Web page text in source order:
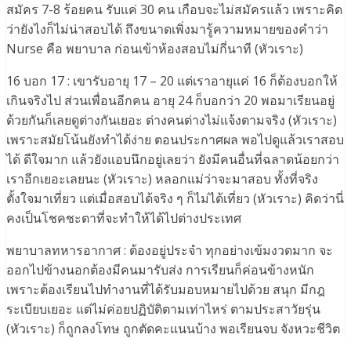
สมัคร 7-8 ร้อยคน รับแค่ 30 คน เกือบจะไม่สมัครแล้ว เพราะคิด
ว่ายังไงก็ไม่น่าสอบได้ ถึงขนาดเพิ่งมารู้ความหมายของคำว่า
Nurse คือ พยาบาล ก่อนเข้าห้องสอบไม่กี่นาที (หัวเราะ)
16 บอก 17 : เขารับอายุ 17 – 20 แต่เราอายุแค่ 16 ก็ต้องบอกให้
เกินจริงไป ส่วนเพื่อนอีกคน อายุ 24 ก็บอกว่า 20 พอมาเรียนอยู่
ด้วยกันก็เลยดูต่างกันเยอะ ต่างคนต่างไม่แจ้งตามจริง (หัวเราะ)
เพราะสมัยโน้นยังทำได้ง่าย ตอนประกาศผล พอไปดูแล้วเราสอบ
ได้ ดีใจมาก แล้วยังแอบนึกอยู่เลยว่า ยังมีคนอื่นที่ฉลาดน้อยกว่า
เราอีกเยอะเลยนะ (หัวเราะ) หลอกแม่ว่าจะมาสอบ ทั้งที่จริง
ตั้งใจมาเที่ยว แต่เมื่อสอบได้จริง ๆ ก็ไม่ได้เที่ยว (หัวเราะ) คิดว่านี่
คงเป็นโชคชะตาที่จะทำให้ได้ไปต่างประเทศ
พยาบาลทหารอากาศ : ต้องอยู่ประจำ ทุกอย่างเข้มงวดมาก จะ
ออกไปข้างนอกต้องมีคนมารับส่ง การเรียนก็ค่อนข้างหนัก
เพราะต้องเรียนไปทำงานที่ได้รับมอบหมายไปด้วย สนุก มีกฎ
ระเบียบเยอะ แต่ไม่ค่อยปฏิบัติตามเท่าไหร่ ตามประสาวัยรุ่น
(หัวเราะ) ก็ถูกลงโทษ ถูกตัดคะแนนบ้าง พอเรียนจบ จังหวะชีวิต